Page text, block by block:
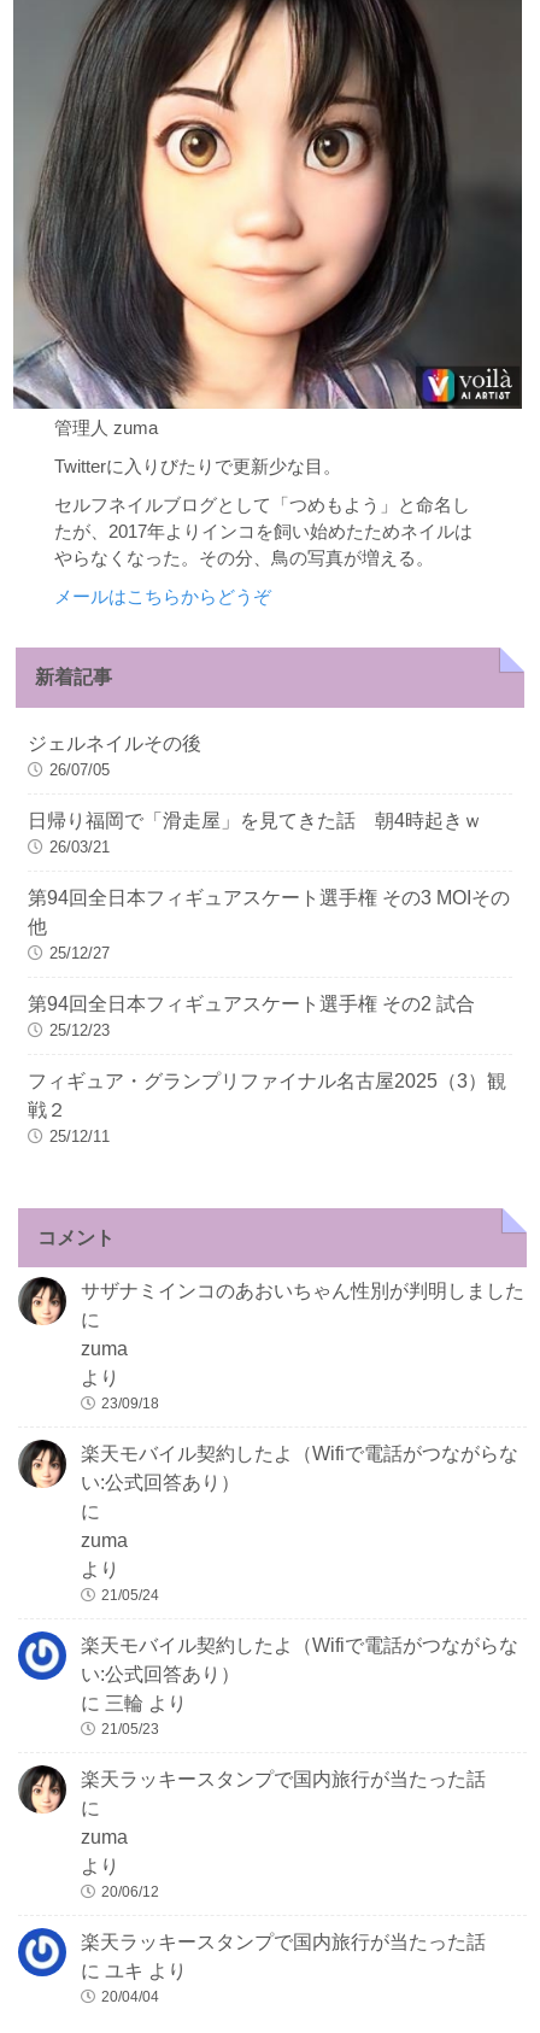
管理人 zuma
Twitterに入りびたりで更新少な目。
セルフネイルブログとして「つめもよう」と命名し
たが、2017年よりインコを飼い始めたためネイルは
やらなくなった。その分、鳥の写真が増える。
メールはこちらからどうぞ
新着記事
ジェルネイルその後
26/07/05
日帰り福岡で「滑走屋」を見てきた話 朝4時起きｗ
26/03/21
第94回全日本フィギュアスケート選手権 その3 MOIその
他
25/12/27
第94回全日本フィギュアスケート選手権 その2 試合
25/12/23
フィギュア・グランプリファイナル名古屋2025（3）観
戦２
25/12/11
コメント
サザナミインコのあおいちゃん性別が判明しました
に
zuma
より
23/09/18
楽天モバイル契約したよ（Wifiで電話がつながらな
い:公式回答あり）
に
zuma
より
21/05/24
楽天モバイル契約したよ（Wifiで電話がつながらな
い:公式回答あり）
に三輪 より
21/05/23
楽天ラッキースタンプで国内旅行が当たった話
に
zuma
より
20/06/12
楽天ラッキースタンプで国内旅行が当たった話
にユキ より
20/04/04